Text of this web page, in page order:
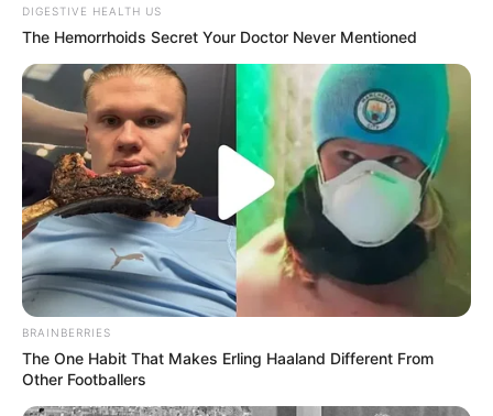
DIGESTIVE HEALTH US
The Hemorrhoids Secret Your Doctor Never Mentioned
BRAINBERRIES
The One Habit That Makes Erling Haaland Different From
Other Footballers